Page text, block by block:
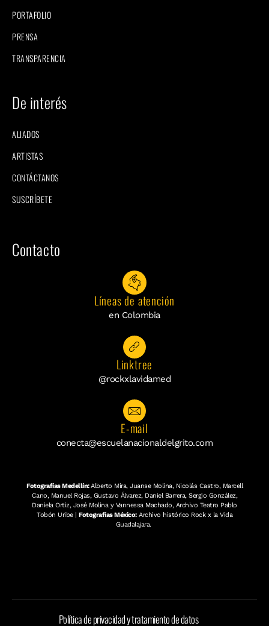
PORTAFOLIO
PRENSA
TRANSPARENCIA
De interés
ALIADOS
ARTISTAS
CONTÁCTANOS
SUSCRÍBETE
Contacto
Líneas de atención
en Colombia
Linktree
@rockxlavidamed
E-mail
conecta@escuelanacionaldelgrito.com
Fotografías Medellín:Alberto Mira, Juanse Molina, Nicolás Castro, Marcell
Cano, Manuel Rojas, Gustavo Álvarez, Daniel Barrera, Sergio González,
Daniela Ortiz, José Molina y Vannessa Machado, Archivo Teatro Pablo
Tobón Uribe | Fotografías México:Archivo histórico Rock x la Vida
Guadalajara.
Política de privacidad y tratamiento de datos